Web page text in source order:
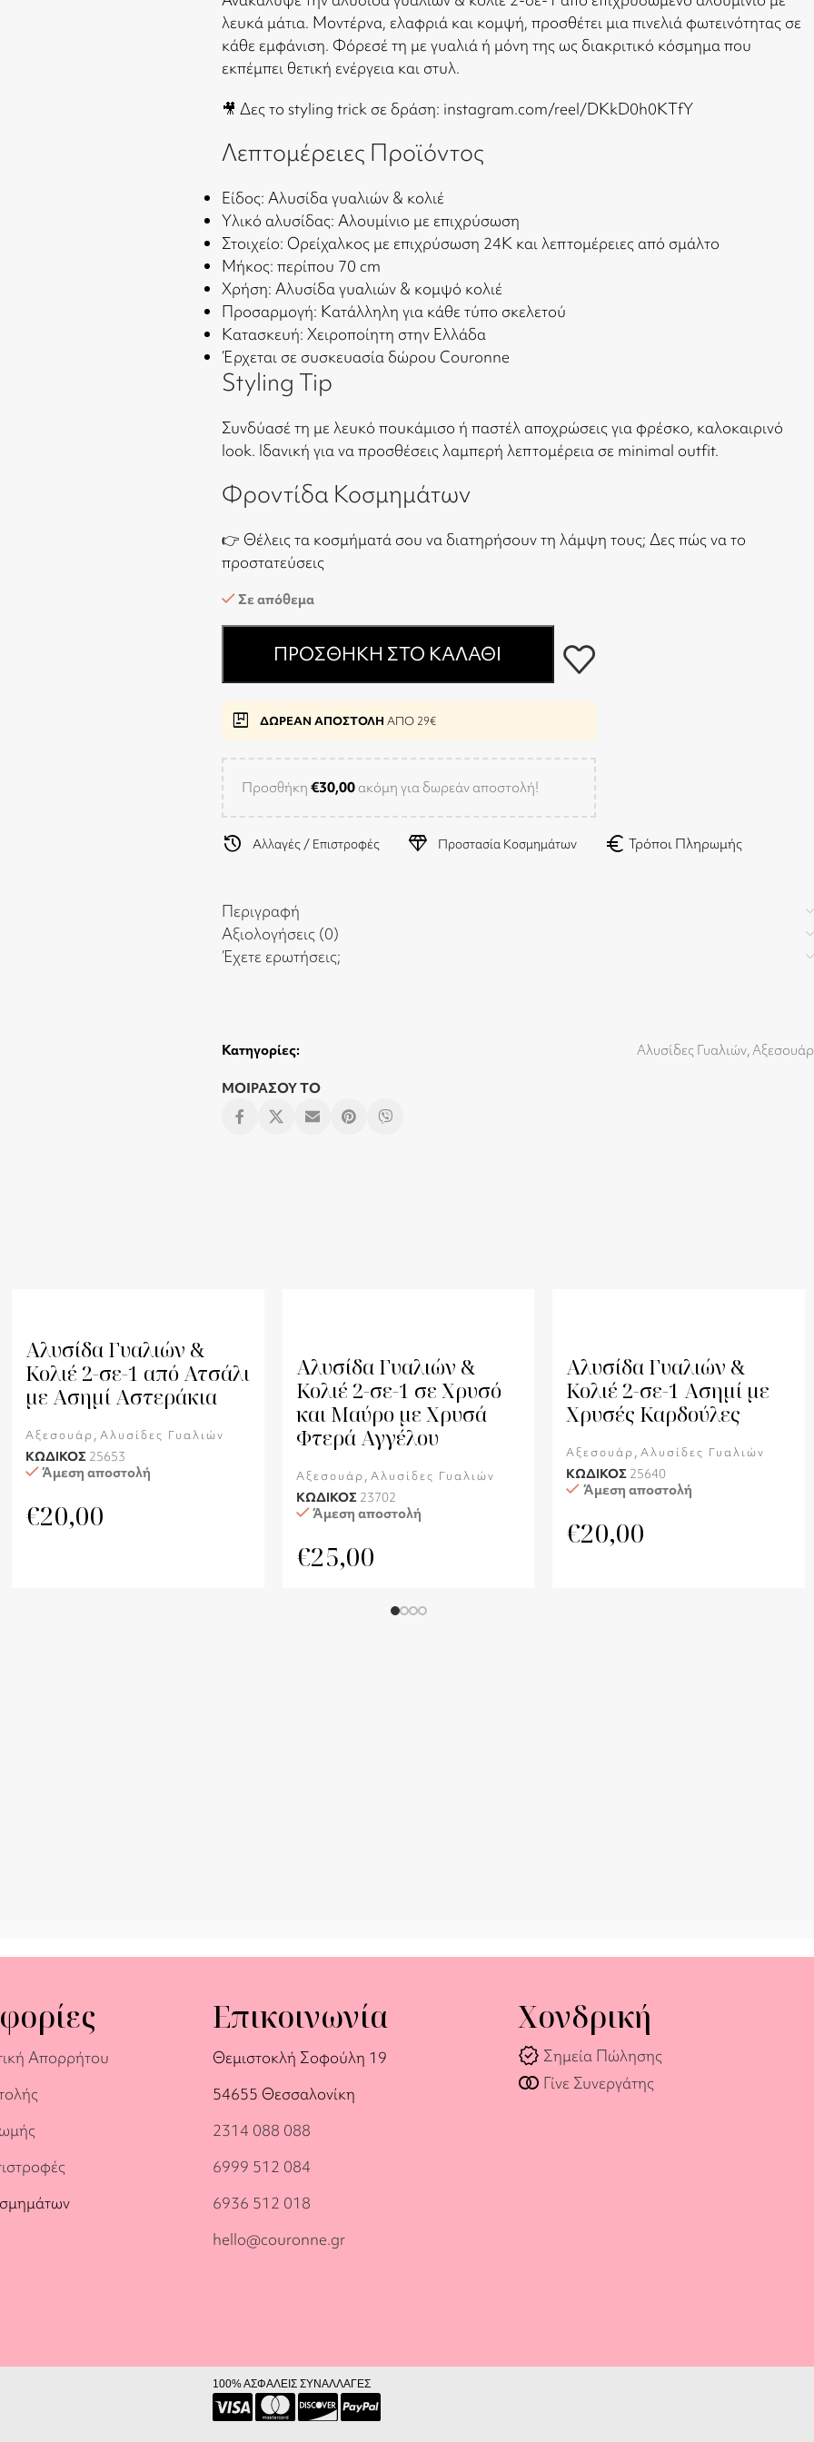
λευκά μάτια. Μοντέρνα, ελαφριά και κομψή, προσθέτει μια πινελιά φωτεινότητας σε
κάθε εμφάνιση. Φόρεσέ τη με γυαλιά ή μόνη της ως διακριτικό κόσμημα που
εκπέμπει θετική ενέργεια και στυλ.
🎥 Δες το styling trick σε δράση: instagram.com/reel/DKkD0h0KTfY
Λεπτομέρειες Προϊόντος
Είδος: Αλυσίδα γυαλιών & κολιέ
Υλικό αλυσίδας: Αλουμίνιο με επιχρύσωση
Στοιχείο: Ορείχαλκος με επιχρύσωση 24Κ και λεπτομέρειες από σμάλτο
Μήκος: περίπου 70 cm
Χρήση: Αλυσίδα γυαλιών & κομψό κολιέ
Προσαρμογή: Κατάλληλη για κάθε τύπο σκελετού
Κατασκευή: Χειροποίητη στην Ελλάδα
Έρχεται σε συσκευασία δώρου Couronne
Styling Tip
Συνδύασέ τη με λευκό πουκάμισο ή παστέλ αποχρώσεις για φρέσκο, καλοκαιρινό
look. Ιδανική για να προσθέσεις λαμπερή λεπτομέρεια σε minimal outfit.
Φροντίδα Κοσμημάτων
👉 Θέλεις τα κοσμήματά σου να διατηρήσουν τη λάμψη τους; Δες πώς να το
προστατεύσεις
Σε απόθεμα
ΠΡΟΣΘΉΚΗ ΣΤΟ ΚΑΛΆΘΙ
package ΔΩΡΕΑΝ ΑΠΟΣΤΟΛΗ ΑΠΟ 29€
Προσθήκη €30,00 ακόμη για δωρεάν αποστολή!
history Αλλαγές / Επιστροφές diamond Προστασία Κοσμημάτων euro Τρόποι Πληρωμής
Περιγραφή
Αξιολογήσεις (0)
Έχετε ερωτήσεις;
Κατηγορίες: Αλυσίδες Γυαλιών,Αξεσουάρ
ΜΟΙΡΑΣΟΥ ΤΟ
Αλυσίδα Γυαλιών &
Κολιέ 2-σε-1 από Ατσάλι
με Ασημί Αστεράκια
Αξεσουάρ, Αλυσίδες Γυαλιών
ΚΩΔΙΚΟΣ 25653
Άμεση αποστολή
€20,00
Αλυσίδα Γυαλιών &
Κολιέ 2-σε-1 σε Χρυσό
και Μαύρο με Χρυσά
Φτερά Αγγέλου
Αξεσουάρ, Αλυσίδες Γυαλιών
ΚΩΔΙΚΟΣ 23702
Άμεση αποστολή
€25,00
Αλυσίδα Γυαλιών &
Κολιέ 2-σε-1 Ασημί με
Χρυσές Καρδούλες
Αξεσουάρ, Αλυσίδες Γυαλιών
ΚΩΔΙΚΟΣ 25640
Άμεση αποστολή
€20,00
Απορρήτου
Επικοινωνία
Θεμιστοκλή Σοφούλη 19
54655 Θεσσαλονίκη
2314 088 088
6999 512 084
6936 512 018
hello@couronne.gr
Χονδρική
verified Σημεία Πώλησης
join_full Γίνε Συνεργάτης
100% ΑΣΦΑΛΕΙΣ ΣΥΝΑΛΛΑΓΕΣ